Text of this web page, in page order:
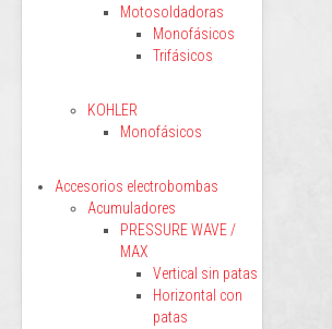
Motosoldadoras
Monofásicos
Trifásicos
KOHLER
Monofásicos
Accesorios electrobombas
Acumuladores
PRESSURE WAVE /
MAX
Vertical sin patas
Horizontal con
patas